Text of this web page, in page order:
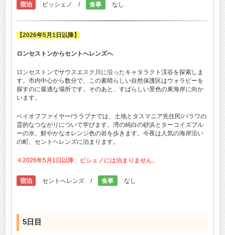
宿泊 ビッシェノ / 食事 なし
【2026年5月1日以降】
ロンセストンからセントへレンズへ
ロンセストンでサウスエスク川に沿ったキャタラクト渓谷を探索しま
す。市内中心から数分で、この素晴らしい自然保護区はウォラビーを
探すのに最適な場所です。そのあと、すばらしい景色の東海岸に向か
います。
ベイオフファイヤー/ララプナでは、土地とタスマニア先住民/パラワの
霊的なつながりについて学びます。湾の純白の砂浜とターコイズブル
ーの水、鮮やかなオレンジ色の岩を歩きます。今夜は人気の海岸沿い
の町、セントヘレンズに泊まります。
※2026年5月1日以降、ビシェノには泊まりません。
宿泊 セントへレンズ / 食事 なし
5日目